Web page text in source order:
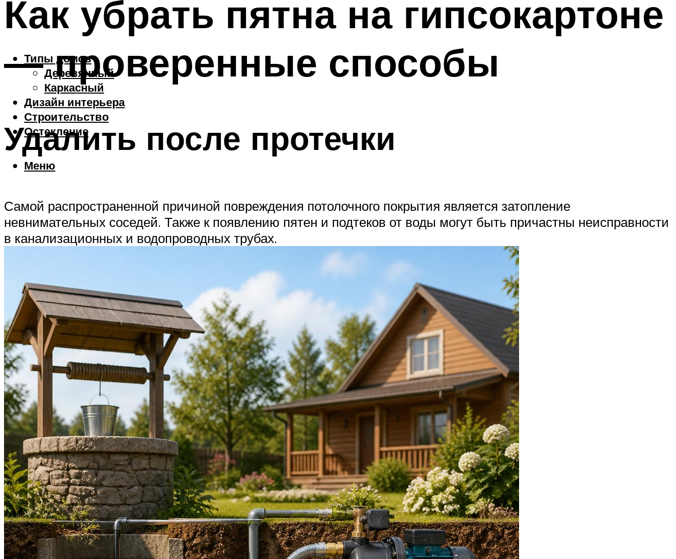
Типы домов
Деревянный
Каркасный
Дизайн интерьера
Строительство
Остекление
Меню
Как убрать пятна на гипсокартоне
— проверенные способы
Удалить после протечки
Самой распространенной причиной повреждения потолочного покрытия является затопление
невнимательных соседей. Также к появлению пятен и подтеков от воды могут быть причастны неисправности
в канализационных и водопроводных трубах.